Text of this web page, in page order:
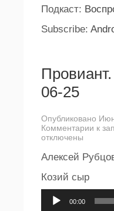
Подкаст:
Subscribe:
06-25
Опубликовано
Комментарии к
отключены
Алексей
Козий сыр
00:00